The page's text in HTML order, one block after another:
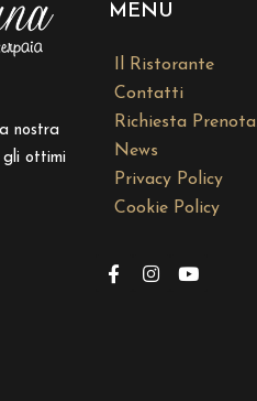
nostra
gli ottimi
MENU
Il Ristorante
Contatti
Richiesta
News
Privacy Policy
Cookie Policy